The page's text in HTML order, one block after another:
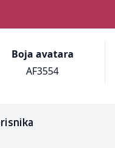
Boja avatara
AF3554